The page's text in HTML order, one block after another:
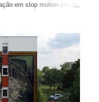
em stop motion criada